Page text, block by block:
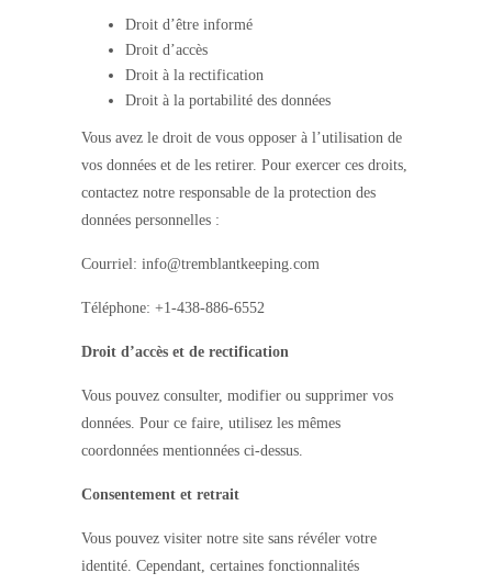
Droit d’être informé
Droit d’accès
Droit à la rectification
Droit à la portabilité des données
Vous avez le droit de vous opposer à l’utilisation de
vos données et de les retirer. Pour exercer ces droits,
contactez notre responsable de la protection des
données personnelles :
Courriel: info@tremblantkeeping.com
Téléphone: +1-438-886-6552
Droit d’accès et de rectification
Vous pouvez consulter, modifier ou supprimer vos
données. Pour ce faire, utilisez les mêmes
coordonnées mentionnées ci-dessus.
Consentement et retrait
Vous pouvez visiter notre site sans révéler votre
identité. Cependant, certaines fonctionnalités